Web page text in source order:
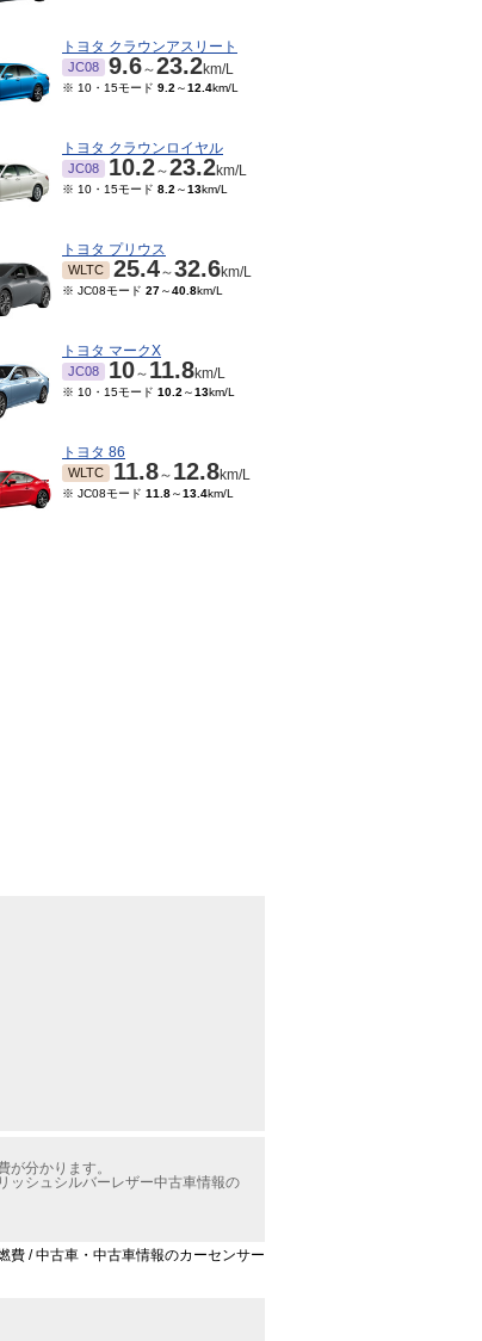
トヨタ クラウンアスリート
JC08 9.6～23.2km/L
※ 10・15モード 9.2 ～12.4km/L
トヨタ クラウンロイヤル
JC08 10.2～23.2km/L
※ 10・15モード 8.2 ～13km/L
トヨタ プリウス
WLTC 25.4～32.6km/L
※ JC08モード 27～40.8km/L
トヨタ マークX
JC08 10～ 11.8km/L
※ 10・15モード 10.2 ～13km/L
トヨタ 86
WLTC 11.8～ 12.8km/L
※ JC08モード 11.8～13.4km/L
分かります。
ッシュシルバーレザー中古車情報の
費 / 中古車・中古車情報のカーセンサー